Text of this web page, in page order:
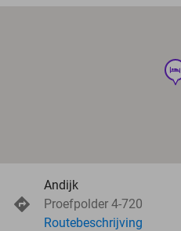
hotel
Andijk
Proefpolder 4-720
Routebeschrijving